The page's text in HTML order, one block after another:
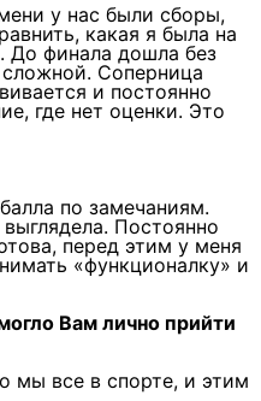
у нас были сборы,
какая я была на
До финала дошла без
Соперница
и постоянно
где нет оценки. Это
по замечаниям.
Постоянно
перед этим у меня
«функционалку» и
Вам лично прийти
мы все в спорте, и этим